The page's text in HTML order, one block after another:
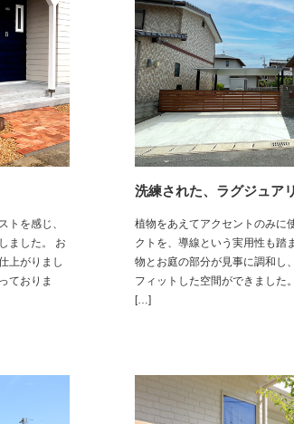
トを感じ、
ました。 お
上がりまし
ておりま
洗練された、ラグジュア
植物をあえてアクセントのみに
クトを、導線という実用性も踏
物とお庭の部分が見事に調和し
フィットした空間ができました
[…]